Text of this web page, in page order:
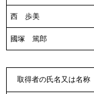
西 歩美
國塚 篤郎
取得者の氏名又は名称